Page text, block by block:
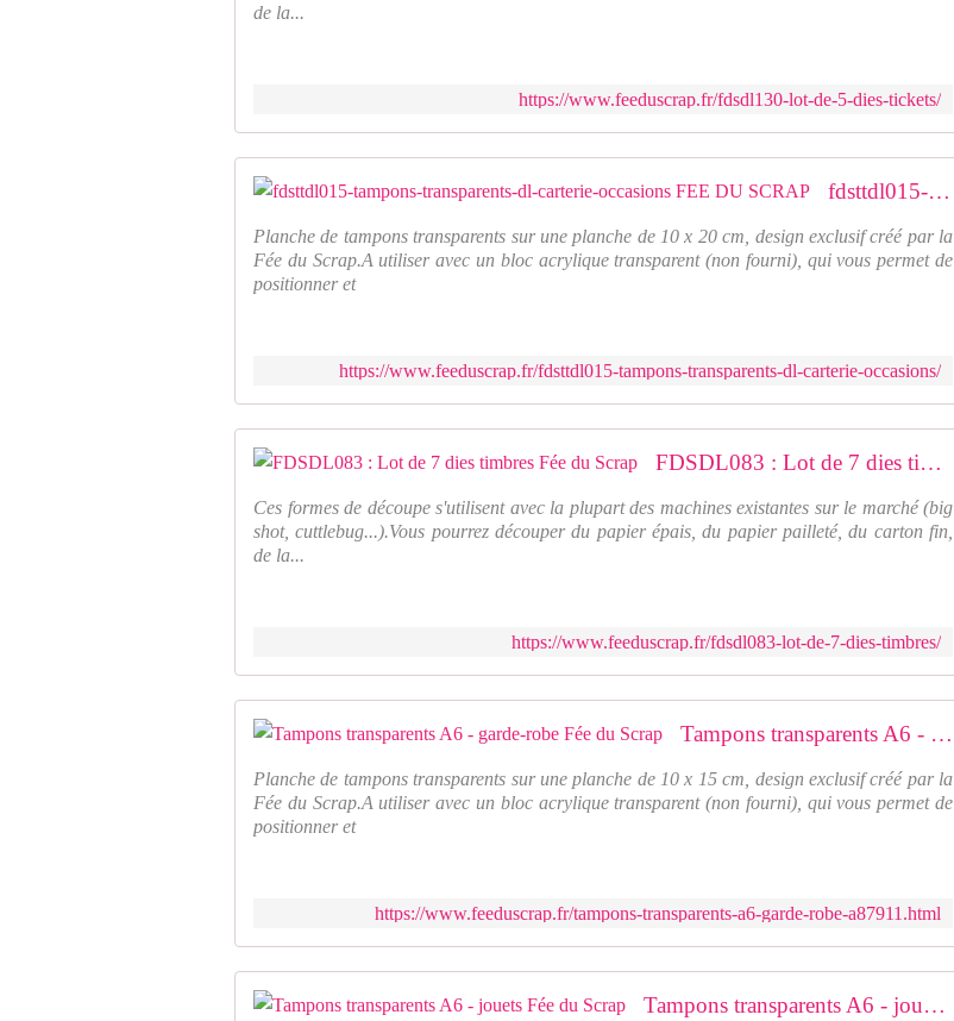
de la...
https://www.feeduscrap.fr/fdsdl130-lot-de-5-dies-tickets/
fdsttdl015-tampons-transparents-dl-carterie-occasions FEE DU SCRAP
Planche de tampons transparents sur une planche de 10 x 20 cm, design exclusif créé par la
Fée du Scrap.A utiliser avec un bloc acrylique transparent (non fourni), qui vous permet de
positionner et
https://www.feeduscrap.fr/fdsttdl015-tampons-transparents-dl-carterie-occasions/
FDSDL083 : Lot de 7 dies timbres Fée du Scrap
Ces formes de découpe s'utilisent avec la plupart des machines existantes sur le marché (big
shot, cuttlebug...).Vous pourrez découper du papier épais, du papier pailleté, du carton fin,
de la...
https://www.feeduscrap.fr/fdsdl083-lot-de-7-dies-timbres/
Tampons transparents A6 - garde-robe Fée du Scrap
Planche de tampons transparents sur une planche de 10 x 15 cm, design exclusif créé par la
Fée du Scrap.A utiliser avec un bloc acrylique transparent (non fourni), qui vous permet de
positionner et
https://www.feeduscrap.fr/tampons-transparents-a6-garde-robe-a87911.html
Tampons transparents A6 - jouets Fée du Scrap